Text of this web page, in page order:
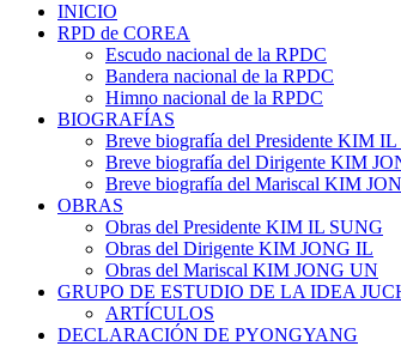
INICIO
RPD de COREA
Escudo nacional de la RPDC
Bandera nacional de la RPDC
Himno nacional de la RPDC
BIOGRAFÍAS
Breve biografía del Presidente KIM
Breve biografía del Dirigente KIM
Breve biografía del Mariscal KIM
OBRAS
Obras del Presidente KIM IL SUNG
Obras del Dirigente KIM JONG IL
Obras del Mariscal KIM JONG UN
GRUPO DE ESTUDIO DE LA IDEA
ARTÍCULOS
DECLARACIÓN DE PYONGYANG